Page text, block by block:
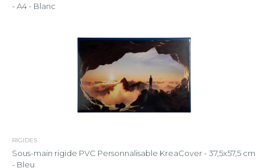
- A4 - Blanc
RIGIDES
Sous-main rigide PVC Personnalisable KreaCover - 37,5x57,5 cm
- Bleu